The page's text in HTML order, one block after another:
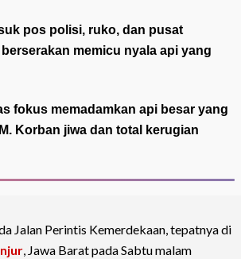
pos polisi, ruko, dan pusat
memicu nyala api yang
fokus memadamkan api besar yang
Korban jiwa dan total kerugian
Jalan Perintis Kemerdekaan, tepatnya di
, Jawa Barat pada Sabtu malam